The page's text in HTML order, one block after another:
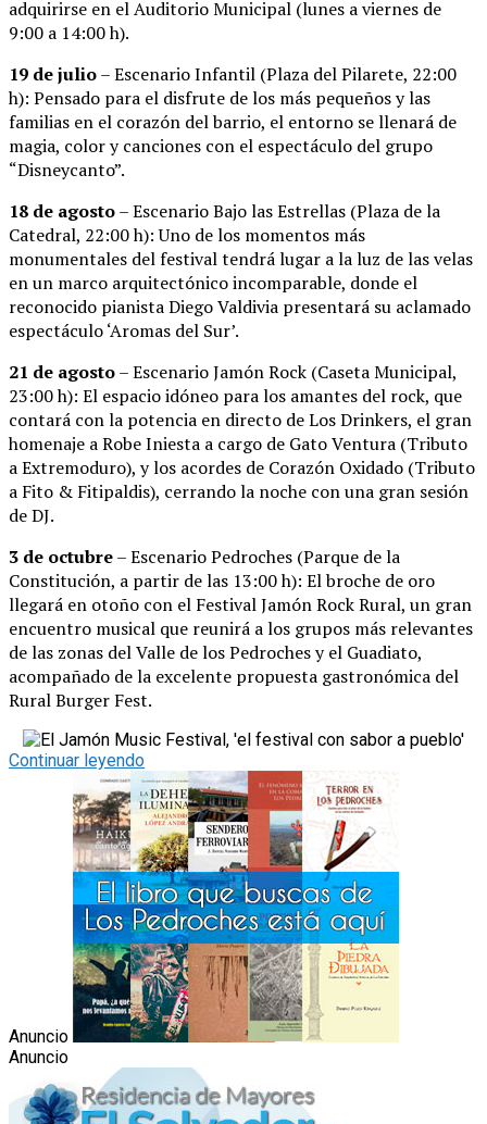
adquirirse en el Auditorio Municipal (lunes a viernes de
9:00 a 14:00 h).
19 de julio– Escenario Infantil (Plaza del Pilarete, 22:00
h): Pensado para el disfrute de los más pequeños y las
familias en el corazón del barrio, el entorno se llenará de
magia, color y canciones con el espectáculo del grupo
“Disneycanto”.
18 de agosto– Escenario Bajo las Estrellas (Plaza de la
Catedral, 22:00 h): Uno de los momentos más
monumentales del festival tendrá lugar a la luz de las velas
en un marco arquitectónico incomparable, donde el
reconocido pianista Diego Valdivia presentará su aclamado
espectáculo ‘Aromas del Sur’.
21 de agosto– Escenario Jamón Rock (Caseta Municipal,
23:00 h): El espacio idóneo para los amantes del rock, que
contará con la potencia en directo de Los Drinkers, el gran
homenaje a Robe Iniesta a cargo de Gato Ventura (Tributo
a Extremoduro), y los acordes de Corazón Oxidado (Tributo
a Fito & Fitipaldis), cerrando la noche con una gran sesión
de DJ.
3 de octubre– Escenario Pedroches (Parque de la
Constitución, a partir de las 13:00 h): El broche de oro
llegará en otoño con el Festival Jamón Rock Rural, un gran
encuentro musical que reunirá a los grupos más relevantes
de las zonas del Valle de los Pedroches y el Guadiato,
acompañado de la excelente propuesta gastronómica del
Rural Burger Fest.
Continuar leyendo
Anuncio
Anuncio